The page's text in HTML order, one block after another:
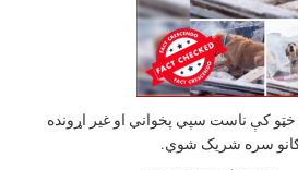
کې ناست سپي پخواني او غیر اړونده
سره شریک شوي.